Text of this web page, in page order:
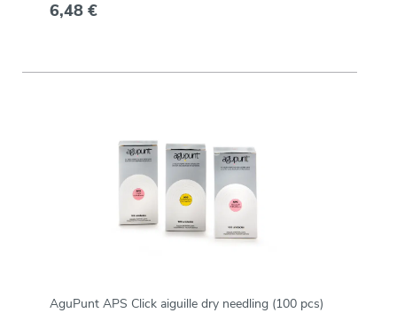
6,48 €
AguPunt APS Click aiguille dry needling (100 pcs)